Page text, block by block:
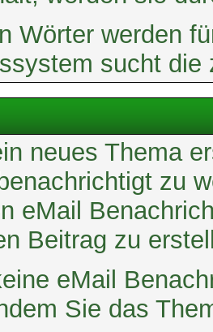
Wörter werden
sucht
neues Thema
zu
eMail
Beitrag zu
eMail
Sie das